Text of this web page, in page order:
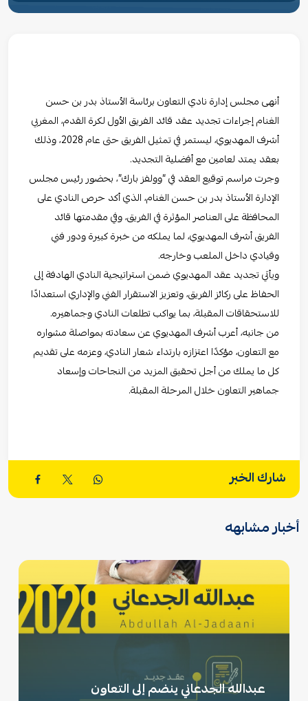
أنهى مجلس إدارة نادي التعاون برئاسة الأستاذ بدر بن حسن
الغنام إجراءات تجديد عقد قائد الفريق الأول لكرة القدم، المغربي
أشرف المهديوي، ليستمر في تمثيل الفريق حتى عام 2028، وذلك
بعقد يمتد لعامين مع أفضلية التجديد.
وجرت مراسم توقيع العقد في “وولفز بارك”، بحضور رئيس مجلس
الإدارة الأستاذ بدر بن حسن الغنام، الذي أكد حرص النادي على
المحافظة على العناصر المؤثرة في الفريق، وفي مقدمتها قائد
الفريق أشرف المهديوي، لما يملكه من خبرة كبيرة ودور فني
وقيادي داخل الملعب وخارجه.
ويأتي تجديد عقد المهديوي ضمن استراتيجية النادي الهادفة إلى
الحفاظ على ركائز الفريق، وتعزيز الاستقرار الفني والإداري استعدادًا
للاستحقاقات المقبلة، بما يواكب تطلعات النادي وجماهيره.
من جانبه، أعرب أشرف المهديوي عن سعادته بمواصلة مشواره
مع التعاون، مؤكدًا اعتزازه بارتداء شعار النادي، وعزمه على تقديم
كل ما يملك من أجل تحقيق المزيد من النجاحات وإسعاد
جماهير التعاون خلال المرحلة المقبلة.
شارك الخبر
أخبار مشابهه
عبدالله الجدعاني ينضم إلى التعاون